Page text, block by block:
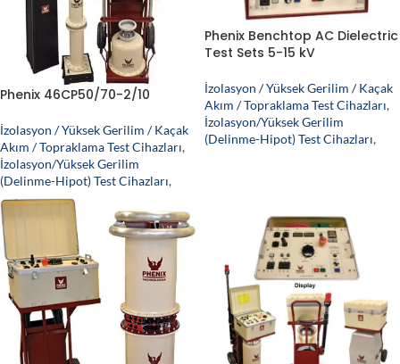
Phenix 46CP50/70-2/10
İzolasyon / Yüksek Gerilim / Kaçak
Akım / Topraklama Test Cihazları,
İzolasyon/Yüksek Gerilim
(Delinme-Hipot) Test Cihazları,
Phenix Benchtop AC Dielectric
Test Sets 5-15 kV
İzolasyon / Yüksek Gerilim / Kaçak
Akım / Topraklama Test Cihazları,
İzolasyon/Yüksek Gerilim
(Delinme-Hipot) Test Cihazları,